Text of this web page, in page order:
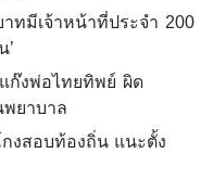
ทมีเจ้าหน้าที่ประจำ 200
ก๊งพ่อไทยทิพย์ ผิด
ยาบาล
กงสอบท้องถิ่น แนะตั้ง